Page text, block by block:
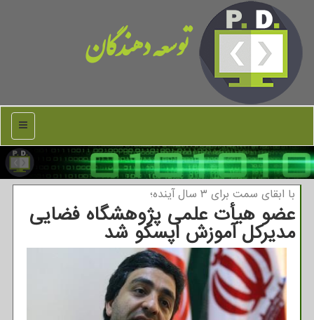
توسعه دهندگان
منو
با ابقای سمت برای ۳ سال آینده؛
عضو هیأت علمی پژوهشگاه فضایی
مدیركل آموزش اپسكو شد